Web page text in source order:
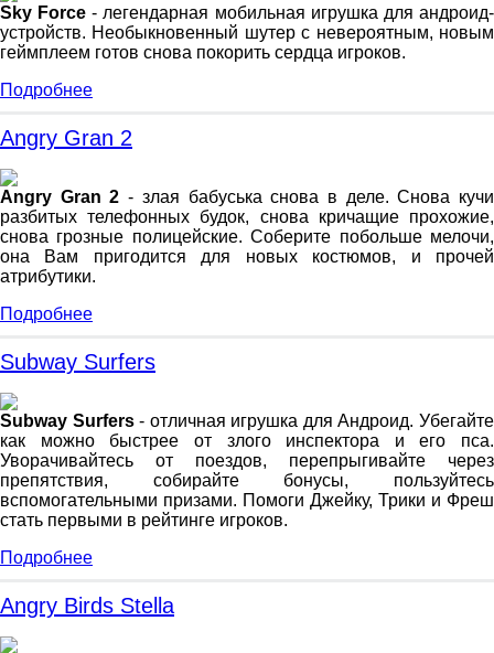
Sky Force - легендарная мобильная игрушка для андроид-
устройств. Необыкновенный шутер с невероятным, новым
геймплеем готов снова покорить сердца игроков.
Подробнее
Angry Gran 2
Angry Gran 2 - злая бабуська снова в деле. Снова кучи
разбитых телефонных будок, снова кричащие прохожие,
снова грозные полицейские. Соберите побольше мелочи,
она Вам пригодится для новых костюмов, и прочей
атрибутики.
Подробнее
Subway Surfers
Subway Surfers- отличная игрушка для Андроид. Убегайте
как можно быстрее от злого инспектора и его пса.
Уворачивайтесь от поездов, перепрыгивайте через
препятствия, собирайте бонусы, пользуйтесь
вспомогательными призами. Помоги Джейку, Трики и Фреш
стать первыми в рейтинге игроков.
Подробнее
Angry Birds Stella